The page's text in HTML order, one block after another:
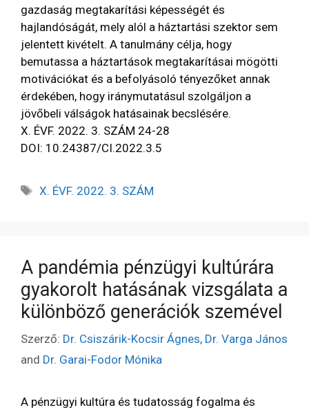
gazdaság megtakarítási képességét és
hajlandóságát, mely alól a háztartási szektor sem
jelentett kivételt. A tanulmány célja, hogy
bemutassa a háztartások megtakarításai mögötti
motivációkat és a befolyásoló tényezőket annak
érdekében, hogy iránymutatásul szolgáljon a
jövőbeli válságok hatásainak becslésére.
X. ÉVF. 2022. 3. SZÁM 24-28
DOI: 10.24387/CI.2022.3.5
X. ÉVF. 2022. 3. SZÁM
A pandémia pénzügyi kultúrára
gyakorolt hatásának vizsgálata a
különböző generációk szemével
Szerző: Dr. Csiszárik-Kocsir Ágnes, Dr. Varga János
and Dr. Garai-Fodor Mónika
A pénzügyi kultúra és tudatosság fogalma és